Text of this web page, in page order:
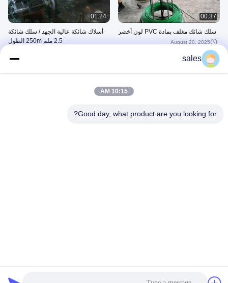
00:37
سلك شائك مغلف بمادة PVC لون أخضر
August 20, 2025
01:24
أسلاك شائكة عالية الجهد / سلك شائكة
2.5 ملم 250m الطول
سلك شبكة السياج
sales
10:15 AM
Good day, what product are you looking for?